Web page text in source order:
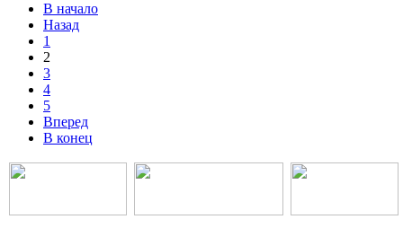
В начало
Назад
1
2
3
4
5
Вперед
В конец